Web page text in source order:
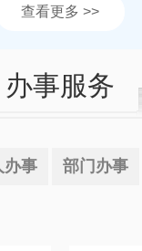
查看更多 >>
办事服务
办事 部门办事